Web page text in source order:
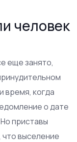
человек
еще занято,
время, когда
о дате
приставы
выселение